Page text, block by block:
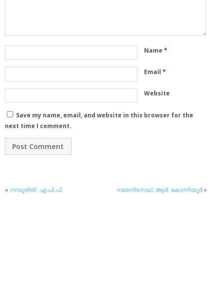
Name *
Email *
Website
Save my name, email, and website in this browser for the
next time I comment.
« നമ്പൂതിരി. എ.പി.പി. നരേന്ദ്രനാഥ്. ആര്‍. കോന്നിയൂര്‍»